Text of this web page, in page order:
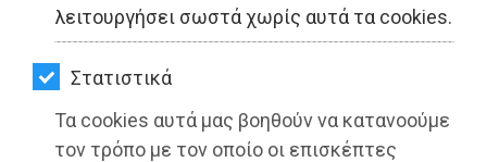
λειτουργήσει σωστά χωρίς αυτά τα cookies.
Στατιστικά
Τα cookies αυτά μας βοηθούν να κατανοούμε
τον τρόπο με τον οποίο οι επισκέπτες
ΥΓΕΙΑ
LIFESTYLE
ΤΑΞΙΔΙΑ